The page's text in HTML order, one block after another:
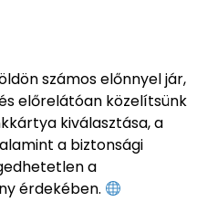
számos előnnyel jár,
előrelátóan közelítsünk
kiválasztása, a
a biztonsági
a
érdekében.